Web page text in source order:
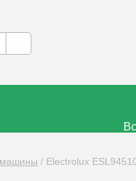
/ Electrolux